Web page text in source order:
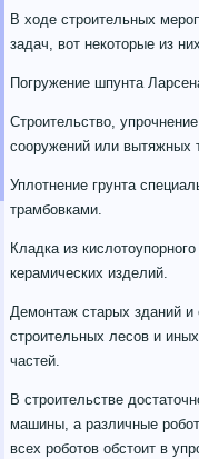
В ходе строительных
задач, вот некоторые из
Погружение шпунта
Строительство,
сооружений или вытяжных
Уплотнение грунта
трамбовками.
Кладка из
керамических изделий.
Демонтаж старых зданий и
строительных лесов и
частей.
В строительстве
машины, а различные
всех роботов обстоит в